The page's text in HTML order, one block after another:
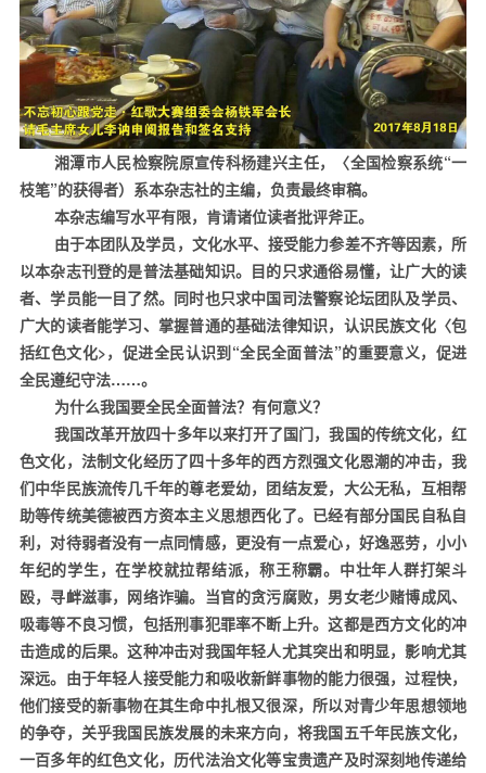
湘潭市人民检察院原宣传科杨建兴主任，〈全国检察系统“一
枝笔”的获得者）系本杂志社的主编，负责最终审稿。
本杂志编写水平有限，肯请诸位读者批评斧正。
由于本团队及学员，文化水平、接受能力参差不齐等因素，所
以本杂志刊登的是普法基础知识。目的只求通俗易懂，让广大的读
者、学员能一目了然。同时也只求中国司法警察论坛团队及学员、
广大的读者能学习、掌握普通的基础法律知识，认识民族文化〈包
括红色文化>，促进全民认识到“全民全面普法”的重要意义，促进
全民遵纪守法……。
为什么我国要全民全面普法？有何意义？
我国改革开放四十多年以来打开了国门，我国的传统文化，红
色文化，法制文化经历了四十多年的西方烈强文化恩潮的冲击，我
们中华民族流传几千年的尊老爱幼，团结友爱，大公无私，互相帮
助等传统美德被西方资本主义思想西化了。已经有部分国民自私自
利，对待弱者没有一点同情感，更没有一点爱心，好逸恶劳，小小
年纪的学生，在学校就拉帮结派，称王称霸。中壮年人群打架斗
殴，寻衅滋事，网络诈骗。当官的贪污腐败，男女老少赌博成风、
吸毒等不良习惯，包括刑事犯罪率不断上升。这都是西方文化的冲
击造成的后果。这种冲击对我国年轻人尤其突出和明显，影响尤其
深远。由于年轻人接受能力和吸收新鲜事物的能力很强，过程快，
他们接受的新事物在其生命中扎根又很深，所以对青少年思想领地
的争夺，关乎我国民族发展的未来方向，将我国五千年民族文化，
一百多年的红色文化，历代法治文化等宝贵遗产及时深刻地传递给